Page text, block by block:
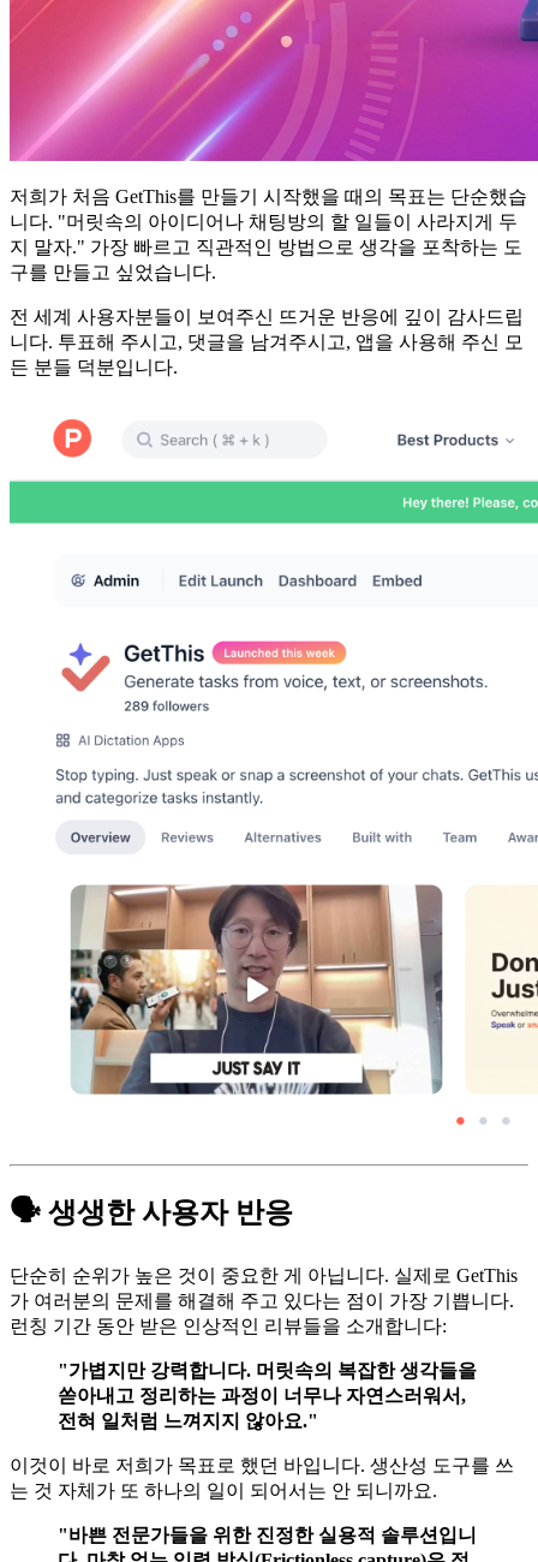
저희가 처음 GetThis를 만들기 시작했을 때의 목표는 단순했습
니다. "머릿속의 아이디어나 채팅방의 할 일들이 사라지게 두
지 말자." 가장 빠르고 직관적인 방법으로 생각을 포착하는 도
구를 만들고 싶었습니다.
전 세계 사용자분들이 보여주신 뜨거운 반응에 깊이 감사드립
니다. 투표해 주시고, 댓글을 남겨주시고, 앱을 사용해 주신 모
든 분들 덕분입니다.
🗣️ 생생한 사용자 반응
단순히 순위가 높은 것이 중요한 게 아닙니다. 실제로 GetThis
가 여러분의 문제를 해결해 주고 있다는 점이 가장 기쁩니다.
런칭 기간 동안 받은 인상적인 리뷰들을 소개합니다:
​"가볍지만 강력합니다. 머릿속의 복잡한 생각들을
쏟아내고 정리하는 과정이 너무나 자연스러워서,
전혀 일처럼 느껴지지 않아요."​
이것이 바로 저희가 목표로 했던 바입니다. 생산성 도구를 쓰
는 것 자체가 또 하나의 일이 되어서는 안 되니까요.
​"바쁜 전문가들을 위한 진정한 실용적 솔루션입니